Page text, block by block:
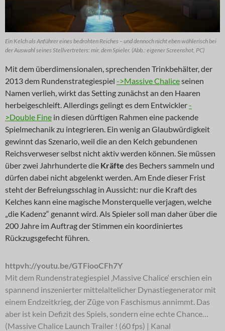
Ein Kelch als Anführer eines bedrohten Reiches – und dennoch nicht eben wählerisch bei
der Auswahl seines Stellvertreters: mir, dem Spieler. (Abb.: eigener Screenshot, PC)
Mit dem überdimensionalen, sprechenden Trinkbehälter, der
2013 dem Rundenstrategiespiel ->Massive Chaliceseinen
Namen verlieh, wirkt das Setting zunächst an den Haaren
herbeigeschleift. Allerdings gelingt es dem Entwickler-
>Double Fine in diesen dürftigen Rahmen eine packende
Spielmechanik zu integrieren. Ein wenig an Glaubwürdigkeit
gewinnt das Szenario, weil die an den Kelch gebundenen
Reichsverweser selbst nicht aktiv werden können. Sie müssen
über zwei Jahrhunderte die Kräfte des Bechers sammeln und
dürfen dabei nicht abgelenkt werden. Am Ende dieser Frist
steht der Befreiungsschlag in Aussicht: nur die Kraft des
Kelches kann eine magische Monsterquelle verjagen, welche
„die Kadenz“ genannt wird. Als Spieler soll man daher über die
200 Jahre im Auftrag der Stimmen ein koordiniertes
Rückzugsgefecht führen.
httpvh://youtu.be/GTFiooCFh7Y
Mit dem Rundenstrategiespiel ‚Massive Chalice‘ erschien ein
spannend inszenierter mittelaltelicher Dynastiegenerator mit
einem Endzeitkrieg, der Züge von Faschismus annimmt. Das
aber ist kein Defizit des Spiels, sondern eine echte Chance…
(Massive Chalice Launch Trailer ! (60 fps) | Kanal